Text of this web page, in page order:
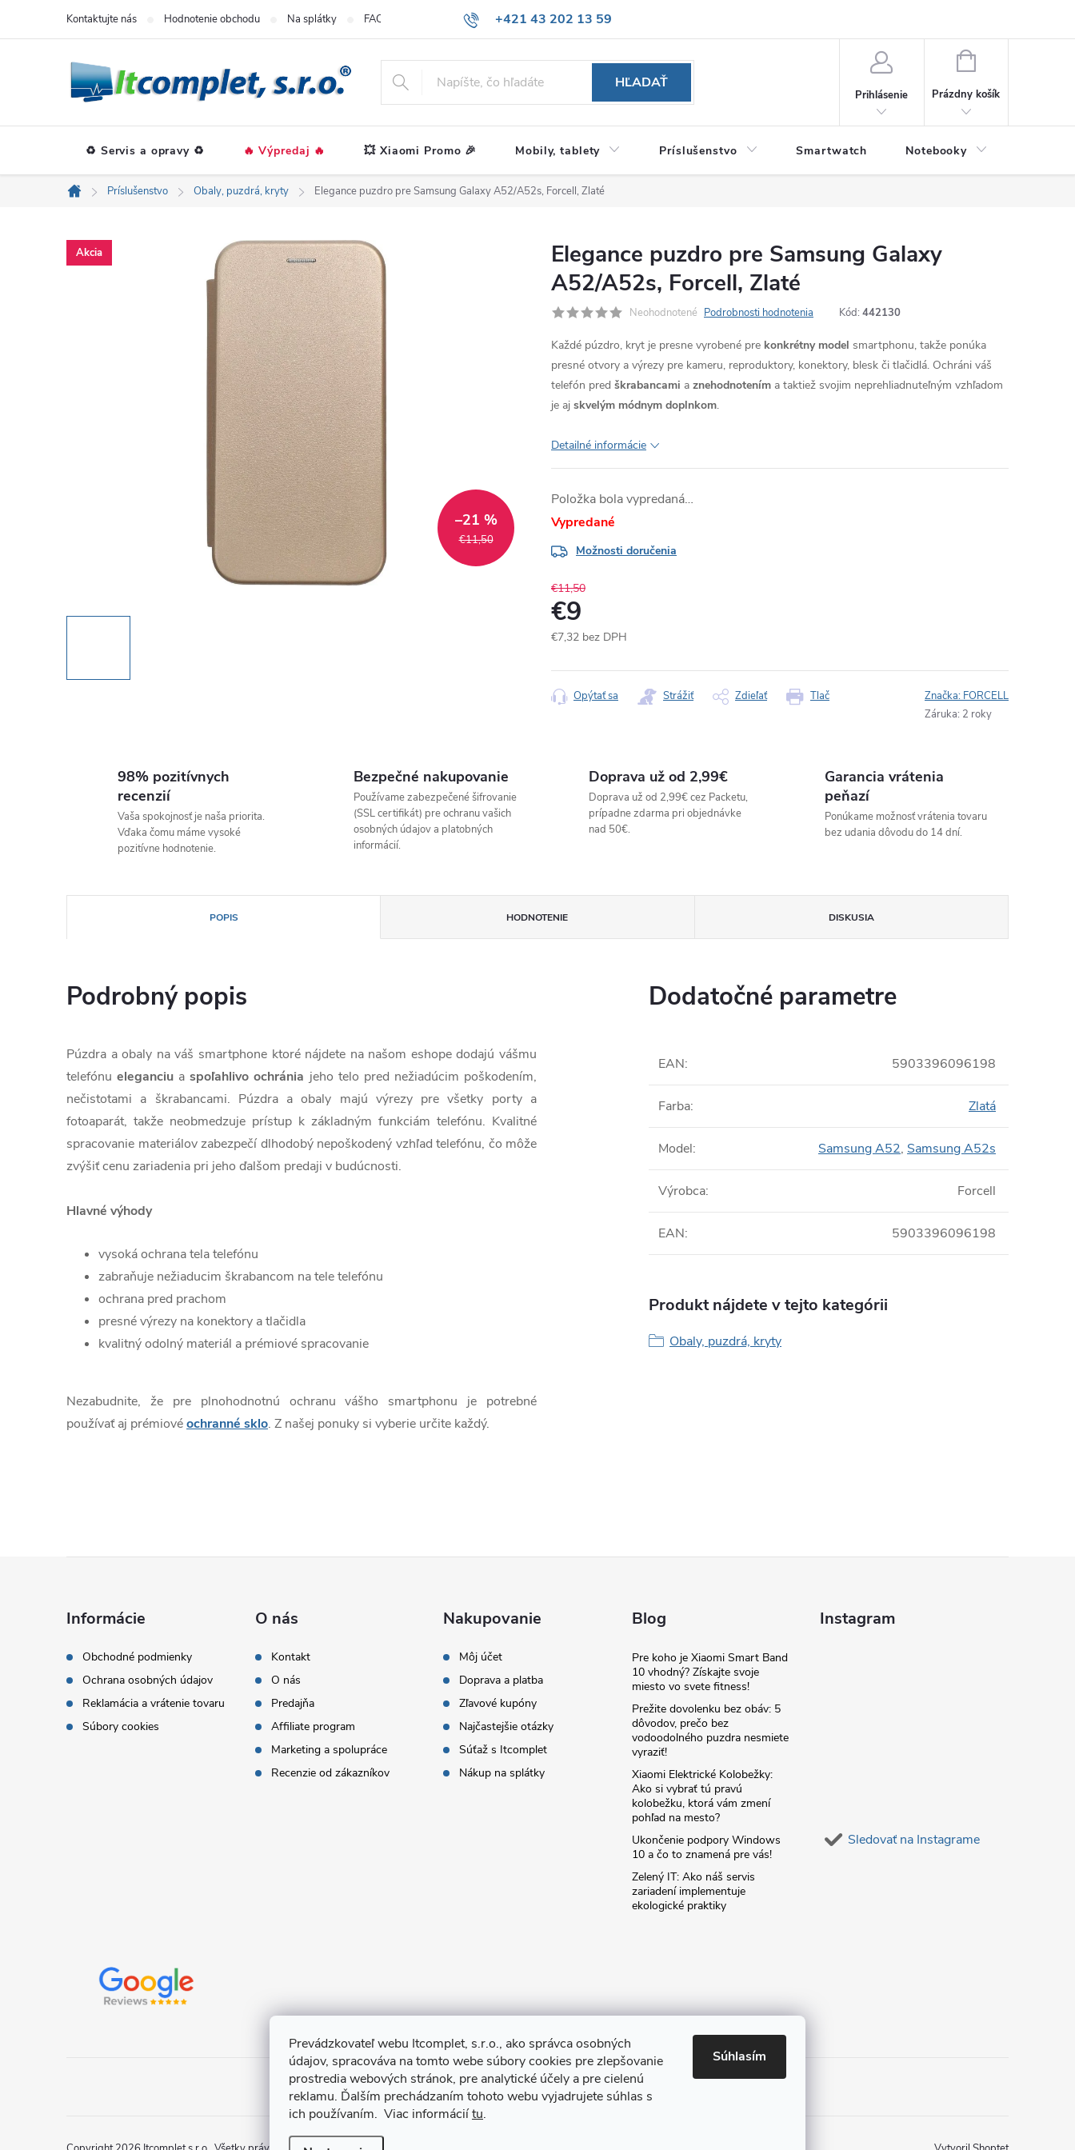
Prevádzkovateľ webu Itcomplet, s.r.o., ako správca osobných
údajov, spracováva na tomto webe súbory cookies pre zlepšovanie
prostredia webových stránok, pre analytické účely a pre cielenú
reklamu. Ďalším prechádzaním tohoto webu vyjadrujete súhlas s
ich používaním. Viac informáciítu.
Súhlasím
+421 43 202 13 59
Kontaktujte nás Hodnotenie obchodu Na splátky FAQ
HĽADAŤ
Prihlásenie
NÁKUPNÝ
Prázdny košík
♻️ Servis a opravy ♻️ 🔥 Výpredaj 🔥 💥 Xiaomi Promo 🎉 Mobily, tablety Príslušenstvo Smartwatch Notebooky
Domov
Príslušenstvo Obaly, puzdrá, kryty Elegance puzdro pre Samsung Galaxy A52/A52s, Forcell, Zlaté
Akcia
€11,50
–21 %
Elegance puzdro pre Samsung Galaxy
A52/A52s, Forcell, Zlaté
Neohodnotené Podrobnosti hodnotenia Kód: 442130
Každé púzdro, kryt je presne vyrobené pre konkrétny model smartphonu, takže ponúka
presné otvory a výrezy pre kameru, reproduktory, konektory, blesk či tlačidlá. Ochráni váš
telefón pred škrabancami a znehodnotením a taktiež svojim neprehliadnuteľným vzhľadom
je aj skvelým módnym doplnkom.
Detailné informácie
Položka bola vypredaná…
Vypredané
Možnosti doručenia
€11,50
€9
€7,32 bez DPH
cena:
Tlač
Opýtať sa Strážiť Zdieľať Značka: FORCELL
Záruka: 2 roky
98% pozitívnych
recenzií
Vaša spokojnosť je naša priorita.
Vďaka čomu máme vysoké
pozitívne hodnotenie.
Bezpečné nakupovanie
Používame zabezpečené šifrovanie
(SSL certifikát) pre ochranu vašich
osobných údajov a platobných
informácií.
Doprava už od 2,99€
Doprava už od 2,99€ cez Packetu,
prípadne zdarma pri objednávke
nad 50€.
Garancia vrátenia
peňazí
Ponúkame možnosť vrátenia tovaru
bez udania dôvodu do 14 dní.
POPIS HODNOTENIE DISKUSIA
Podrobný popis
Púzdra a obaly na váš smartphone ktoré nájdete na našom eshope dodajú vášmu
telefónueleganciu aspoľahlivo ochránia jeho telo pred nežiadúcim poškodením,
nečistotami a škrabancami. Púzdra a obaly majú výrezy pre všetky porty a
fotoaparát, takže neobmedzuje prístup k základným funkciám telefónu. Kvalitné
spracovanie materiálov zabezpečí dlhodobý nepoškodený vzhľad telefónu, čo môže
zvýšiť cenu zariadenia pri jeho ďalšom predaji v budúcnosti.
Hlavné výhody
vysoká ochrana tela telefónu
zabraňuje nežiaducim škrabancom na tele telefónu
ochrana pred prachom
presné výrezy na konektory a tlačidla
kvalitný odolný materiál a prémiové spracovanie
Nezabudnite, že pre plnohodnotnú ochranu vášho smartphonu je potrebné
používať aj prémiovéochranné sklo. Z našej ponuky si vyberie určite každý.
Dodatočné parametre
EAN: 5903396096198
Farba: Zlatá
Model: Samsung A52, Samsung A52s
Výrobca: Forcell
EAN: 5903396096198
Produkt nájdete v tejto kategórii
Obaly, puzdrá, kryty
Informácie
Obchodné podmienky
Ochrana osobných údajov
Reklamácia a vrátenie tovaru
Súbory cookies
O nás
Kontakt
O nás
Predajňa
Affiliate program
Marketing a spolupráce
Recenzie od zákazníkov
Nakupovanie
Môj účet
Doprava a platba
Zľavové kupóny
Najčastejšie otázky
Súťaž s Itcomplet
Nákup na splátky
Blog
Pre koho je Xiaomi Smart Band
10 vhodný? Získajte svoje
miesto vo svete fitness!
Prežite dovolenku bez obáv: 5
dôvodov, prečo bez
vodoodolného puzdra nesmiete
vyraziť!
Xiaomi Elektrické Kolobežky:
Ako si vybrať tú pravú
kolobežku, ktorá vám zmení
pohľad na mesto?
Ukončenie podpory Windows
10 a čo to znamená pre vás!
Zelený IT: Ako náš servis
zariadení implementuje
ekologické praktiky
Instagram
Sledovať na Instagrame